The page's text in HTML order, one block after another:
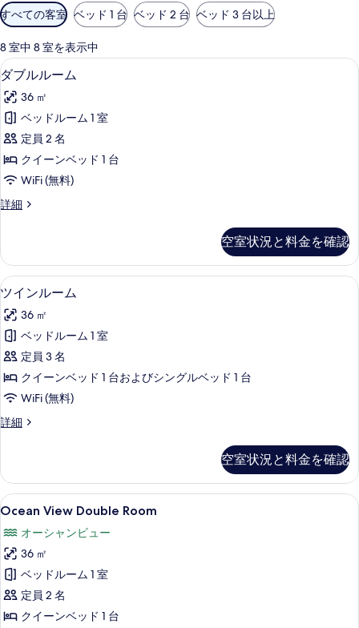
利
用
可
能
な
客
室
の
り
込
み
すべての客室 ベッド 1 台 ベッド 2 台 ベッド 3 台以上
8 室中 8 室を表示中
ダ
ブ
ル
ル
ー
ム
す
て
の
写
真
を
表
示
す
る
ダブルルーム | デスク、WiFi (無料)
8
ダブルルーム
36 ㎡
ベッドルーム 1 室
定員 2 名
クイーンベッド 1 台
WiFi (無料)
詳細
ダ
ー
ム
の
細
空室状況と料金を確認
ツ
イ
ン
ル
ー
ム
す
て
の
写
真
を
表
示
す
ツインルーム | デスク、WiFi (無料)
8
ツインルーム
36 ㎡
ベッドルーム 1 室
定員 3 名
クイーンベッド 1 台およびシングルベッド 1 台
WiFi (無料)
詳細
ツ
ー
ム
の
細
空室状況と料金を確認
Ocean
View
Double
Room
の
す
べ
Ocean View Double Room | デスク
8
Ocean View Double Room
オーシャンビュー
36 ㎡
ベッドルーム 1 室
定員 2 名
クイーンベッド 1 台